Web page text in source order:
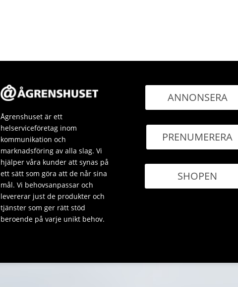
Ågrenshuset är ett
helserviceföretag inom
kommunikation och
marknadsföring av alla slag. Vi
hjälper våra kunder att synas på
ett sätt som göra att de når sina
mål. Vi behovsanpassar och
levererar just de produkter och
tjänster som ger rätt stöd
beroende på varje unikt behov.
ANNONSERA
PRENUMERERA
SHOPEN